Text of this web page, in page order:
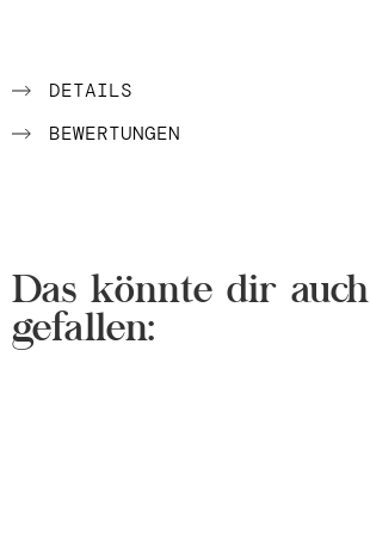
DETAILS
BEWERTUNGEN
Das könnte dir auch
gefallen: